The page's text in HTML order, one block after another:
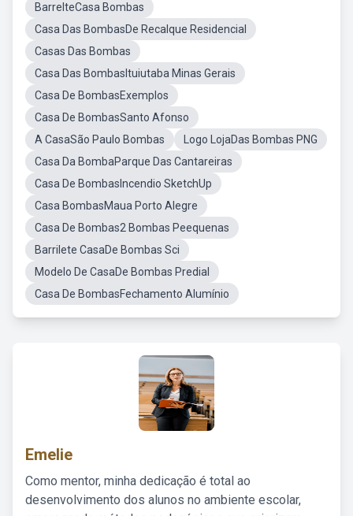
BarrelteCasa Bombas
Casa Das BombasDe Recalque Residencial
Casas Das Bombas
Casa Das BombasItuiutaba Minas Gerais
Casa De BombasExemplos
Casa De BombasSanto Afonso
A CasaSão Paulo Bombas
Logo LojaDas Bombas PNG
Casa Da BombaParque Das Cantareiras
Casa De BombasIncendio SketchUp
Casa BombasMaua Porto Alegre
Casa De Bombas2 Bombas Peequenas
Barrilete CasaDe Bombas Sci
Modelo De CasaDe Bombas Predial
Casa De BombasFechamento Alumínio
Emelie
Como mentor, minha dedicação é total ao
desenvolvimento dos alunos no ambiente escolar,